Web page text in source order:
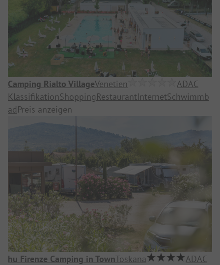
Camping Rialto VillageVenetien
ADAC
KlassifikationShoppingRestaurantInternetSchwimmb
adPreis anzeigen
hu Firenze Camping in TownToskana
ADAC